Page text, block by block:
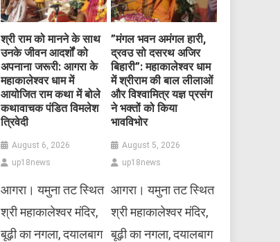
​श्री राम को मानने के साथ
उनके जीवन आदर्शों को
अपनाना जरूरी: आगरा के
महाकालेश्वर धाम में
आयोजित राम कथा में बोले
कथावाचक पंडित विमलेश
त्रिवेदी
August 6, 2026
up18news
आगरा। यमुना तट स्थित
श्री महाकालेश्वर मंदिर,
बूढ़ी का नगला, दयालबाग
​”मंगल भवन अमंगल हारी,
द्रवउ सो दसरथ अजिर
बिहारी”: महाकालेश्वर धाम
में श्रीराम की बाल लीलाओं
और विश्वामित्र यज्ञ प्रसंग
ने भक्तों को किया
भावविभोर
August 5, 2026
up18news
आगरा। यमुना तट स्थित
श्री महाकालेश्वर मंदिर,
बूढ़ी का नगला, दयालबाग